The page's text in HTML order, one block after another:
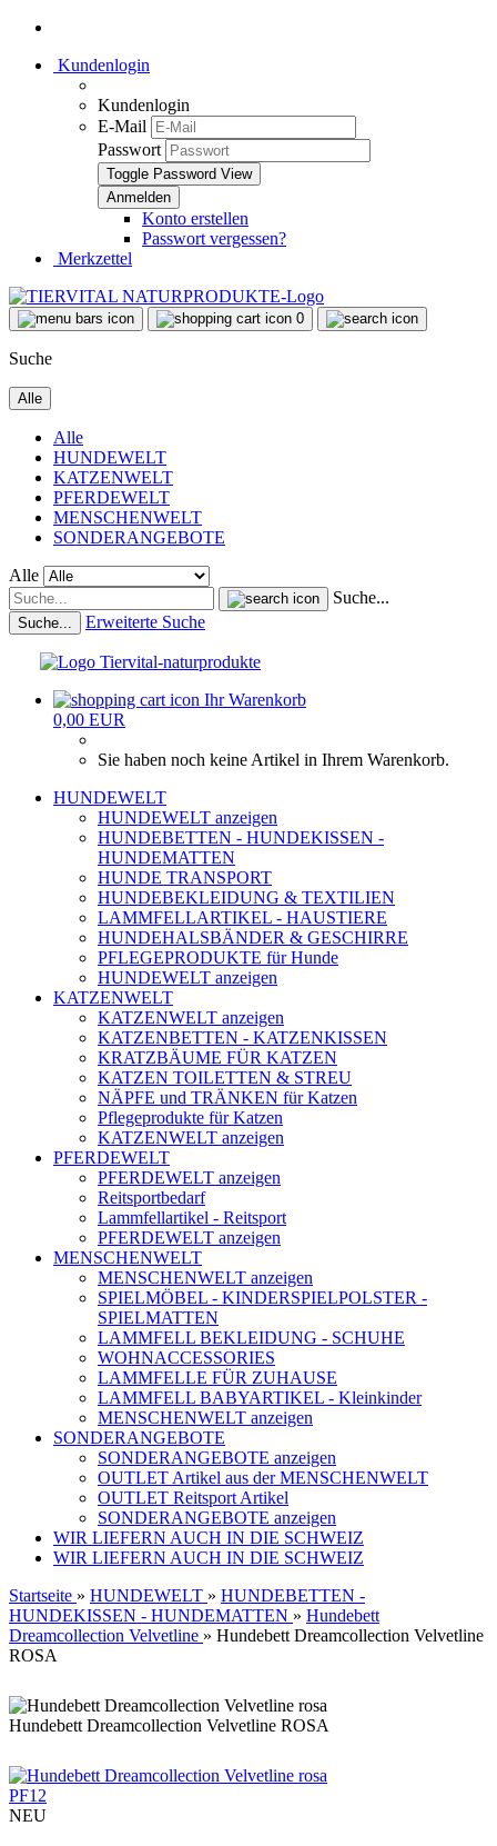
Kundenlogin
Kundenlogin
E-Mail
Passwort
Toggle Password View
Konto erstellen
Passwort vergessen?
Merkzettel
0
Suche
Alle
Alle
HUNDEWELT
KATZENWELT
PFERDEWELT
MENSCHENWELT
SONDERANGEBOTE
Alle
Suche...
Suche... Erweiterte Suche
Ihr Warenkorb
0,00 EUR
Sie haben noch keine Artikel in Ihrem Warenkorb.
HUNDEWELT
HUNDEWELT anzeigen
HUNDEBETTEN - HUNDEKISSEN -
HUNDEMATTEN
HUNDE TRANSPORT
HUNDEBEKLEIDUNG & TEXTILIEN
LAMMFELLARTIKEL - HAUSTIERE
HUNDEHALSBÄNDER & GESCHIRRE
PFLEGEPRODUKTE für Hunde
HUNDEWELT anzeigen
KATZENWELT
KATZENWELT anzeigen
KATZENBETTEN - KATZENKISSEN
KRATZBÄUME FÜR KATZEN
KATZEN TOILETTEN & STREU
NÄPFE und TRÄNKEN für Katzen
Pflegeprodukte für Katzen
KATZENWELT anzeigen
PFERDEWELT
PFERDEWELT anzeigen
Reitsportbedarf
Lammfellartikel - Reitsport
PFERDEWELT anzeigen
MENSCHENWELT
MENSCHENWELT anzeigen
SPIELMÖBEL - KINDERSPIELPOLSTER -
SPIELMATTEN
LAMMFELL BEKLEIDUNG - SCHUHE
WOHNACCESSORIES
LAMMFELLE FÜR ZUHAUSE
LAMMFELL BABYARTIKEL - Kleinkinder
MENSCHENWELT anzeigen
SONDERANGEBOTE
SONDERANGEBOTE anzeigen
OUTLET Artikel aus der MENSCHENWELT
OUTLET Reitsport Artikel
SONDERANGEBOTE anzeigen
WIR LIEFERN AUCH IN DIE SCHWEIZ
WIR LIEFERN AUCH IN DIE SCHWEIZ
Startseite » HUNDEWELT » HUNDEBETTEN -
HUNDEKISSEN - HUNDEMATTEN » Hundebett
Dreamcollection Velvetline » Hundebett Dreamcollection Velvetline
ROSA
Hundebett Dreamcollection Velvetline ROSA
PF12
NEU